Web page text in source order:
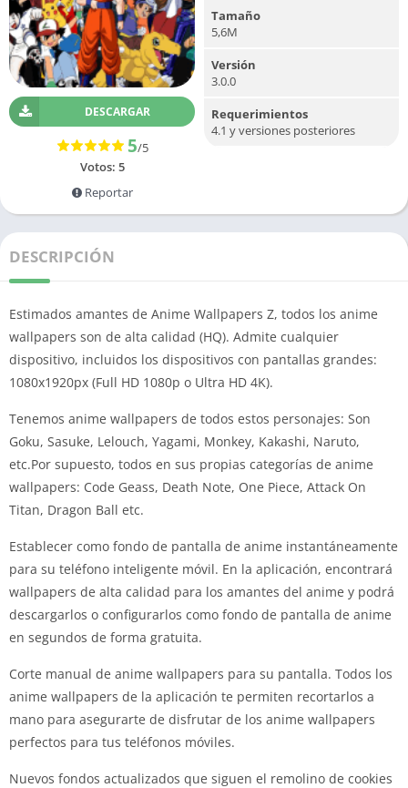
DESCARGAR
5/5
Votos: 5
Reportar
Tamaño
5,6M
Versión
3.0.0
Requerimientos
4.1 y versiones posteriores
DESCRIPCIÓN
Estimados amantes de Anime Wallpapers Z, todos los anime
wallpapers son de alta calidad (HQ). Admite cualquier
dispositivo, incluidos los dispositivos con pantallas grandes:
1080x1920px (Full HD 1080p o Ultra HD 4K).
Tenemos anime wallpapers de todos estos personajes: Son
Goku, Sasuke, Lelouch, Yagami, Monkey, Kakashi, Naruto,
etc.Por supuesto, todos en sus propias categorías de anime
wallpapers: Code Geass, Death Note, One Piece, Attack On
Titan, Dragon Ball etc.
Establecer como fondo de pantalla de anime instantáneamente
para su teléfono inteligente móvil. En la aplicación, encontrará
wallpapers de alta calidad para los amantes del anime y podrá
descargarlos o configurarlos como fondo de pantalla de anime
en segundos de forma gratuita.
Corte manual de anime wallpapers para su pantalla. Todos los
anime wallpapers de la aplicación te permiten recortarlos a
mano para asegurarte de disfrutar de los anime wallpapers
perfectos para tus teléfonos móviles.
Nuevos fondos actualizados que siguen el remolino de cookies